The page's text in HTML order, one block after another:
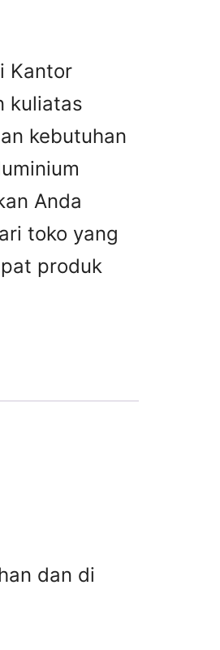
Kantor
kuliatas
kebutuhan
Anda
toko yang
produk
dan di